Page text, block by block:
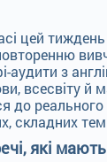
цей
аудити з
всесвіту й
до реального
складних
які